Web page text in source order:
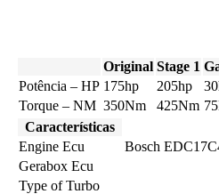
Original Stage 1
Potência – HP 175hp 205hp
Torque – NM 350Nm 425Nm
Características
Engine Ecu
Bosch
Gerabox Ecu
Type of Turbo